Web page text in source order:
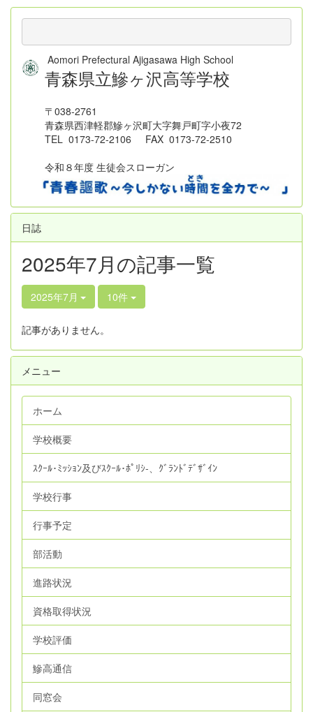
Aomori Prefectural Ajigasawa High School
青森県立鰺ヶ沢高等学校
〒038-2761
青森県西津軽郡鰺ヶ沢町大字舞戸町字小夜72
TEL 0173-72-2106 FAX 0173-72-2510
令和８年度 生徒会スローガン
日誌
2025年7月の記事一覧
2025年7月 10件
記事がありません。
メニュー
ホーム
学校概要
ｽｸｰﾙ･ﾐｯｼｮﾝ及びｽｸｰﾙ･ﾎﾟﾘｼ‐、ｸﾞﾗﾝﾄﾞﾃﾞｻﾞｲﾝ
学校行事
行事予定
部活動
進路状況
資格取得状況
学校評価
鰺高通信
同窓会